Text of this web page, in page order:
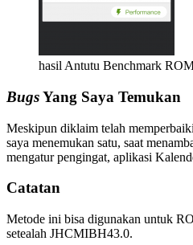
hasil Antutu Benchmark
BugsYang Saya Temukan
Meskipun diklaim telah memperbaiki
saya menemukan satu, saat
mengatur pengingat, aplikasi
Catatan
Metode ini bisa digunakan untuk
setealah JHCMIBH43.0.